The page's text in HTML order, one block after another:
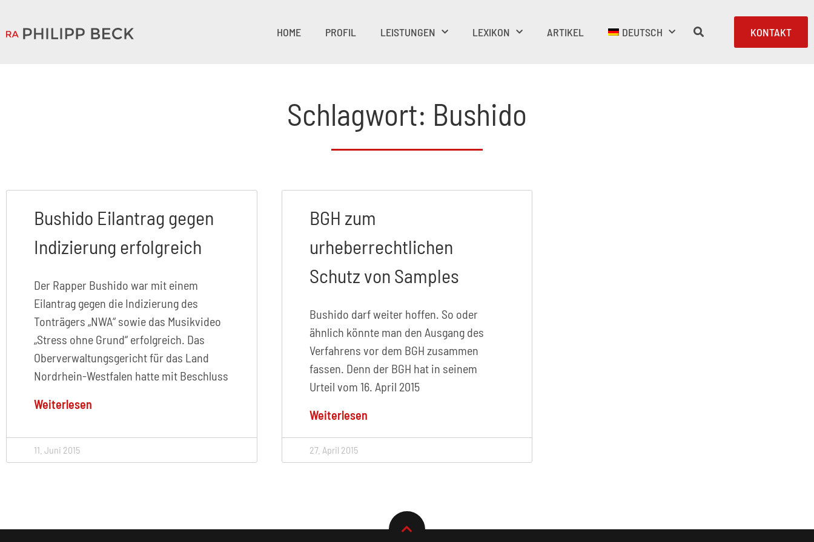
HOME PROFIL LEISTUNGEN LEXIKON ARTIKEL DEUTSCH KONTAKT
Schlagwort: Bushido
Bushido Eilantrag gegen
Indizierung erfolgreich
Der Rapper Bushido war mit einem
Eilantrag gegen die Indizierung des
Tonträgers „NWA“ sowie das Musikvideo
„Stress ohne Grund“ erfolgreich. Das
Oberverwaltungsgericht für das Land
Nordrhein-Westfalen hatte mit Beschluss
Weiterlesen
11. Juni 2015
BGH zum
urheberrechtlichen
Schutz von Samples
Bushido darf weiter hoffen. So oder
ähnlich könnte man den Ausgang des
Verfahrens vor dem BGH zusammen
fassen. Denn der BGH hat in seinem
Urteil vom 16. April 2015
Weiterlesen
27. April 2015